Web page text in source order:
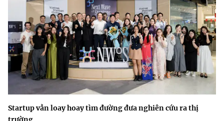
Startup vẫn loay hoay tìm đường đưa nghiên cứu ra thị